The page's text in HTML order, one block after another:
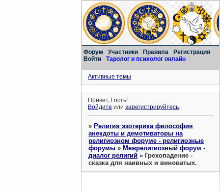
Форум Участники Правила
Регистрация
Войти
Таролог и психолог онлайн
Активные темы
Привет, Гость!
Войдите илизарегистрируйтесь.
»Религия эзотерика философия
анекдоты и демотиваторы на
религиозном форуме - религиозные
форумы »Межрелигиозный форум -
диалог религий »Грехопадение -
сказка для наивных и виноватых.